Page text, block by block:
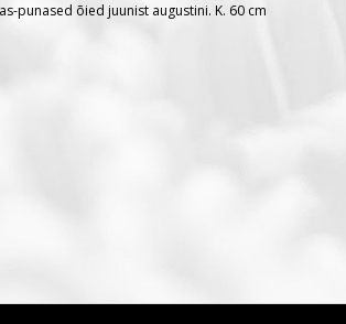
punased õied juunist augustini. K. 60 cm